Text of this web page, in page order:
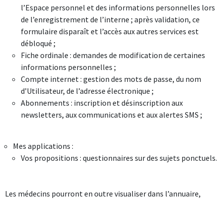
l’Espace personnel et des informations personnelles lors
de l’enregistrement de l’interne ; après validation, ce
formulaire disparaît et l’accès aux autres services est
débloqué ;
Fiche ordinale : demandes de modification de certaines
informations personnelles ;
Compte internet : gestion des mots de passe, du nom
d’Utilisateur, de l’adresse électronique ;
Abonnements : inscription et désinscription aux
newsletters, aux communications et aux alertes SMS ;
Vos propositions : questionnaires sur des sujets ponctuels.
Les médecins pourront en outre visualiser dans l’annuaire,